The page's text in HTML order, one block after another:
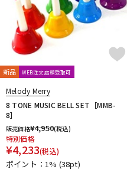
キーボード
アンプ
新品 WEB注文店頭受取可
Melody Merry
8 TONE MUSIC BELL SET［MMB-
8］
販売価格¥4,950(税込)
特別価格
¥4,233(税込)
ポイント：1% (38pt)